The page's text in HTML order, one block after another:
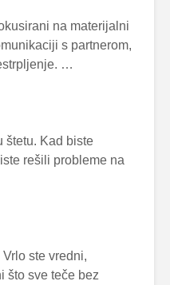
na materijalni
s partnerom,
…
štetu. Kad biste
rešili probleme na
ste vredni,
što sve teče bez